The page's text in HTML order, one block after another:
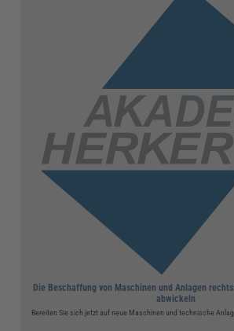
Die Beschaffung von Maschinen und Anlagen
abwickeln
Bereiten Sie sich jetzt auf neue Maschinen und technische